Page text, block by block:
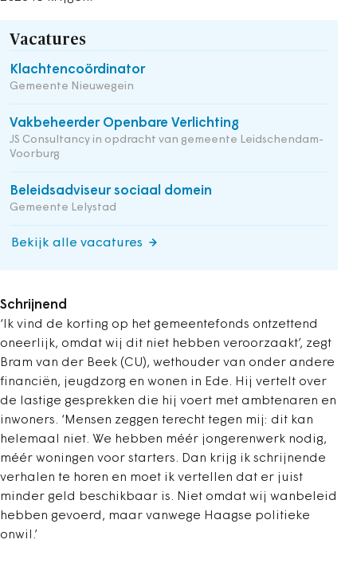
Vacatures
Klachtencoördinator
Gemeente Nieuwegein
Vakbeheerder Openbare Verlichting
JS Consultancy in opdracht van gemeente Leidschendam-
Voorburg
Beleidsadviseur sociaal domein
Gemeente Lelystad
Bekijk alle vacatures
Schrijnend
‘Ik vind de korting op het gemeentefonds ontzettend
oneerlijk, omdat wij dit niet hebben veroorzaakt’, zegt
Bram van der Beek (CU), wethouder van onder andere
financiën, jeugdzorg en wonen in Ede. Hij vertelt over
de lastige gesprekken die hij voert met ambtenaren en
inwoners. ‘Mensen zeggen terecht tegen mij: dit kan
helemaal niet. We hebben méér jongerenwerk nodig,
méér woningen voor starters. Dan krijg ik schrijnende
verhalen te horen en moet ik vertellen dat er juist
minder geld beschikbaar is. Niet omdat wij wanbeleid
hebben gevoerd, maar vanwege Haagse politieke
onwil.’